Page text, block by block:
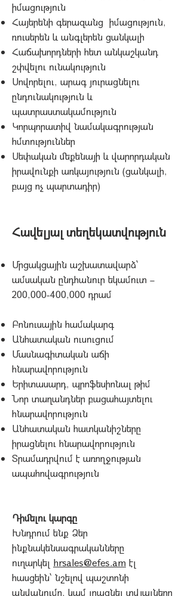
իմացություն
Հայերենի գերազանց իմացություն,
ռուսերեն և անգլերեն ցանկալի
Հաճախորդների հետ անկաշկանդ
շփվելու ունակություն
Սովորելու, արագ յուրացնելու
ընդունակություն և
պատրաստակամություն
Կորպորատիվ նամակագրության
հմտություններ
Սեփական մեքենայի և վարորդական
իրավունքի առկայություն (ցանկալի,
բայց ոչ պարտադիր)
Հավելյալ տեղեկատվություն
Մրցակցային աշխատավարձ՝
ամսական ընդհանուր եկամուտ –
200,000-400,000 դրամ
Բոնուսային համակարգ
Անհատական ուսուցում
Մասնագիտական աճի
հնարավորություն
Երիտասարդ, պրոֆեսիոնալ թիմ
Նոր տաղանդներ բացահայտելու
հնարավորություն
Անհատական հատկանիշները
իրացնելու հնարավորություն
Տրամադրվում է առողջության
ապահովագրություն
Դիմելու կարգը
Խնդրում ենք Ձեր
ինքնակենսագրականները
ուղարկել hrsales@efes.am էլ
հասցեին՝ նշելով պաշտոնի
անվանումը, կամ լրացնել տվյալները